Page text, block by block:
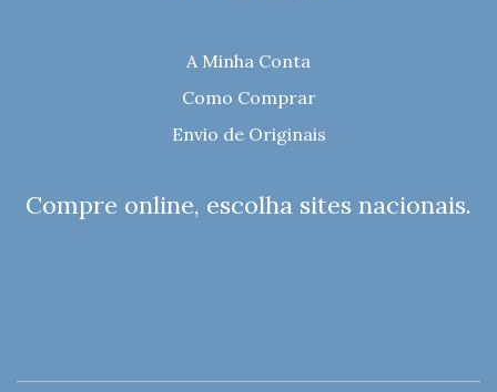
A Minha Conta
Como Comprar
Envio de Originais
Compre online, escolha sites nacionais.